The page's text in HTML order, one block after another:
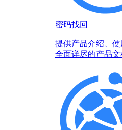
密码找回
提供产品介绍、
全面详尽的产品文